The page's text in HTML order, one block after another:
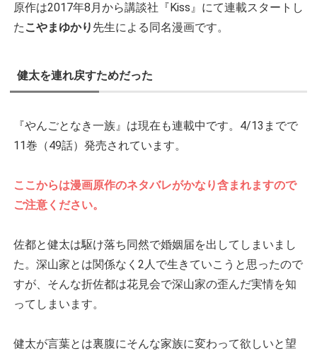
原作は2017年8月から講談社『Kiss』にて連載スタートし
た こやまゆかり 先生による同名漫画です。
健太を連れ戻すためだった
『やんごとなき一族』は現在も連載中です。4/13までで
11巻（49話）発売されています。
ここからは漫画原作のネタバレがかなり含まれますので
ご注意ください。
佐都と健太は駆け落ち同然で婚姻届を出してしまいまし
た。深山家とは関係なく2人で生きていこうと思ったので
すが、そんな折佐都は花見会で深山家の歪んだ実情を知
ってしまいます。
健太が言葉とは裏腹にそんな家族に変わって欲しいと望